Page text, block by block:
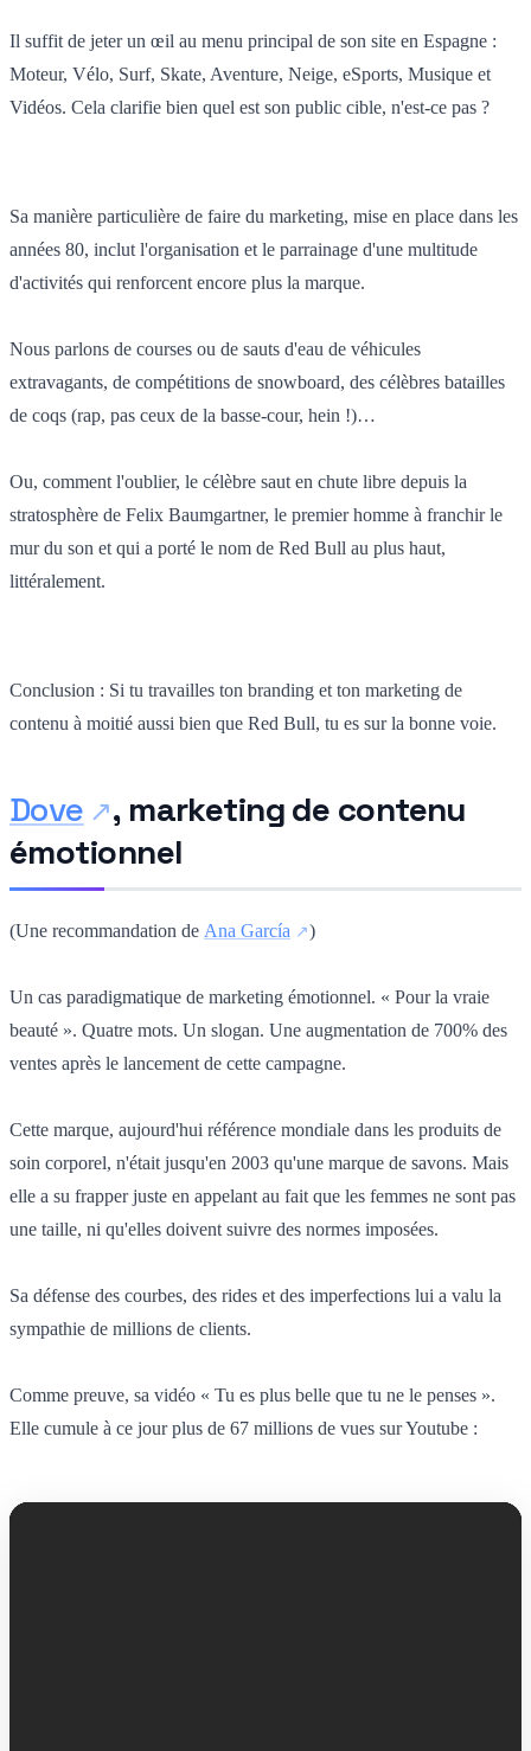
Il suffit de jeter un œil au menu principal de son site en Espagne :
Moteur, Vélo, Surf, Skate, Aventure, Neige, eSports, Musique et
Vidéos. Cela clarifie bien quel est son public cible, n'est-ce pas ?
Sa manière particulière de faire du marketing, mise en place dans les
années 80, inclut l'organisation et le parrainage d'une multitude
d'activités qui renforcent encore plus la marque.
Nous parlons de courses ou de sauts d'eau de véhicules
extravagants, de compétitions de snowboard, des célèbres batailles
de coqs (rap, pas ceux de la basse-cour, hein !)…
Ou, comment l'oublier, le célèbre saut en chute libre depuis la
stratosphère de Felix Baumgartner, le premier homme à franchir le
mur du son et qui a porté le nom de Red Bull au plus haut,
littéralement.
Conclusion : Si tu travailles ton branding et ton marketing de
contenu à moitié aussi bien que Red Bull, tu es sur la bonne voie.
Dove
, marketing de contenu
émotionnel
(Une recommandation de Ana García )
Un cas paradigmatique de marketing émotionnel. « Pour la vraie
beauté ». Quatre mots. Un slogan. Une augmentation de 700% des
ventes après le lancement de cette campagne.
Cette marque, aujourd'hui référence mondiale dans les produits de
soin corporel, n'était jusqu'en 2003 qu'une marque de savons. Mais
elle a su frapper juste en appelant au fait que les femmes ne sont pas
une taille, ni qu'elles doivent suivre des normes imposées.
Sa défense des courbes, des rides et des imperfections lui a valu la
sympathie de millions de clients.
Comme preuve, sa vidéo « Tu es plus belle que tu ne le penses ».
Elle cumule à ce jour plus de 67 millions de vues sur Youtube :